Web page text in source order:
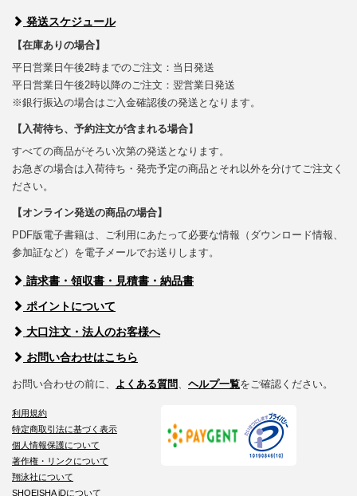
発送スケジュール
【在庫ありの場合】
平日営業日午後2時までのご注文：当日発送
平日営業日午後2時以降のご注文：翌営業日発送
※銀行振込の場合はご入金確認後の発送となります。
【入荷待ち、予約注文が含まれる場合】
すべての商品がそろい次第の発送となります。
お急ぎの場合は入荷待ち・発売予定の商品とそれ以外を分けてご注文く
ださい。
【オンライン発送の商品の場合】
PDF版電子書籍は、ご利用にあたって必要な情報（ダウンロード情報、
参加証など）を電子メールでお送りします。
請求書・領収書・見積書・納品書
ポイントについて
大口注文・法人のお客様へ
お問い合わせはこちら
お問い合わせの前に、 よくある質問 ヘルプ一覧をご確認ください。
利用規約
特定商取引法に基づく表示
個人情報保護について
著作権・リンクについて
翔泳社について
SHOEISHA iDについて